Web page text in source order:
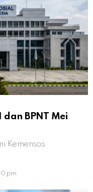
dan BPNT Mei
Kemensos
pm